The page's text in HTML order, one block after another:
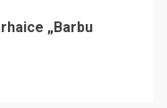
„Barbu